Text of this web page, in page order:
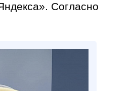
Согласно